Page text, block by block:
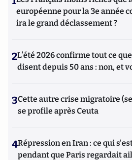
européenne pour la 3e année
ira le grand déclassement ?
2L’été 2026 confirme tout ce
disent depuis 50 ans : non, et
3Cette autre crise migratoire
se profile après Ceuta
4Répression en Iran : ce qui
pendant que Paris regardait